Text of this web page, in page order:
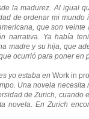
la madurez. Al igual
de ordenar mi
que son
narrativa. Ya había
madre y su hija, que
ocurrió para poner en
yo estaba en Work in
Una novela necesita
de Zurich, cuando
novela. En Zurich